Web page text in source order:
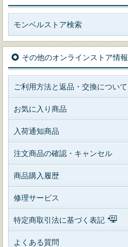
モンベルストア検索
その他のオンラインストア情報
ご利用方法と返品・交換について
お気に入り商品
入荷通知商品
注文商品の確認・キャンセル
商品購入履歴
修理サービス
特定商取引法に基づく表記
よくある質問